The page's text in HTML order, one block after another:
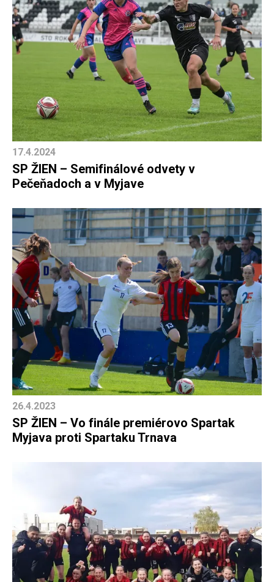
17.4.2024
SP ŽIEN – Semifinálové odvety v
Pečeňadoch a v Myjave
26.4.2023
SP ŽIEN – Vo finále premiérovo Spartak
Myjava proti Spartaku Trnava